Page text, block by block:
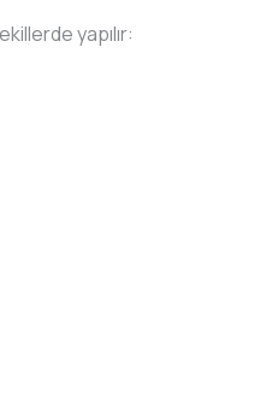
yapılır: